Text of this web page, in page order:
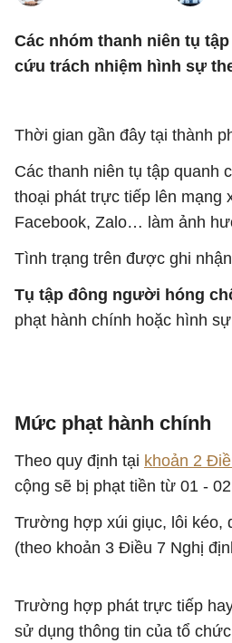
Các nhóm thanh niên tụ
cứu trách nhiệm hình sự
Thời gian gần đây tại thành
Các thanh niên tụ tập quanh
thoại phát trực tiếp lên mạng
Facebook, Zalo… làm ảnh
Tình trạng trên được ghi
Tụ tập đông người hóng
phạt hành chính hoặc hình
Mức phạt hành chính
Theo quy định tại khoản 2
cộng sẽ bị phạt tiền từ 01 -
Trường hợp xúi giục, lôi kéo,
(theo khoản 3 Điều 7 Nghị
Trường hợp phát trực tiếp
sử dụng thông tin của tổ